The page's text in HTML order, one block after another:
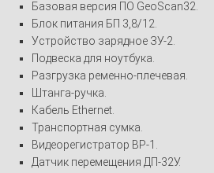
Базовая версия ПО GeoScan32.
Блок питания БП 3,8/12.
Устройство зарядное ЗУ-2.
Подвеска для ноутбука.
Разгрузка ременно-плечевая.
Штанга-ручка.
Кабель Ethernet.
Транспортная сумка.
Видеорегистратор ВР-1.
Датчик перемещения ДП-32У.